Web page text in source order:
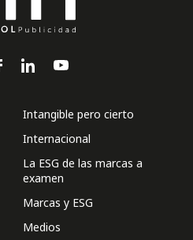
Intangible pero cierto
Internacional
La ESG de las marcas a
examen
Marcas y ESG
Medios